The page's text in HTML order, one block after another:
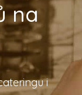
na
i